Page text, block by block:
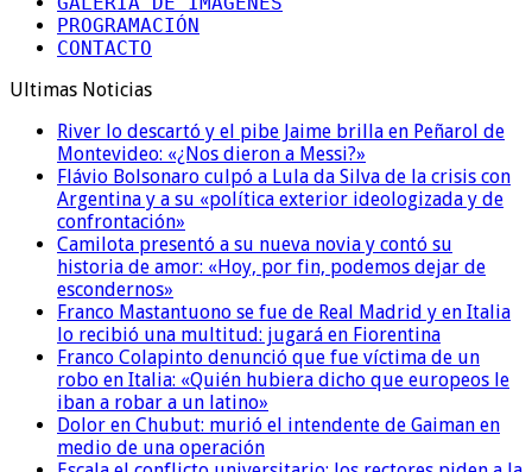
PROGRAMACIÓN
CONTACTO
Ultimas Noticias
River lo descartó y el pibe Jaime brilla en Peñarol de
Montevideo: «¿Nos dieron a Messi?»
Flávio Bolsonaro culpó a Lula da Silva de la crisis con
Argentina y a su «política exterior ideologizada y de
confrontación»
Camilota presentó a su nueva novia y contó su
historia de amor: «Hoy, por fin, podemos dejar de
escondernos»
Franco Mastantuono se fue de Real Madrid y en Italia
lo recibió una multitud: jugará en Fiorentina
Franco Colapinto denunció que fue víctima de un
robo en Italia: «Quién hubiera dicho que europeos le
iban a robar a un latino»
Dolor en Chubut: murió el intendente de Gaiman en
medio de una operación